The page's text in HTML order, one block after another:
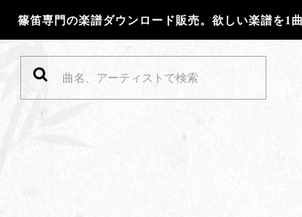
篠笛専門の楽譜ダウンロード販売。欲しい楽譜を1